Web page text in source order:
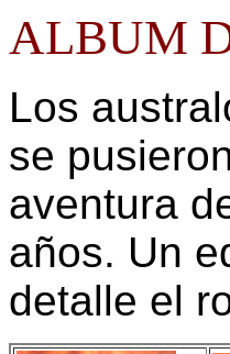
ALBUM
Los
se
aventura
años. Un
detalle el